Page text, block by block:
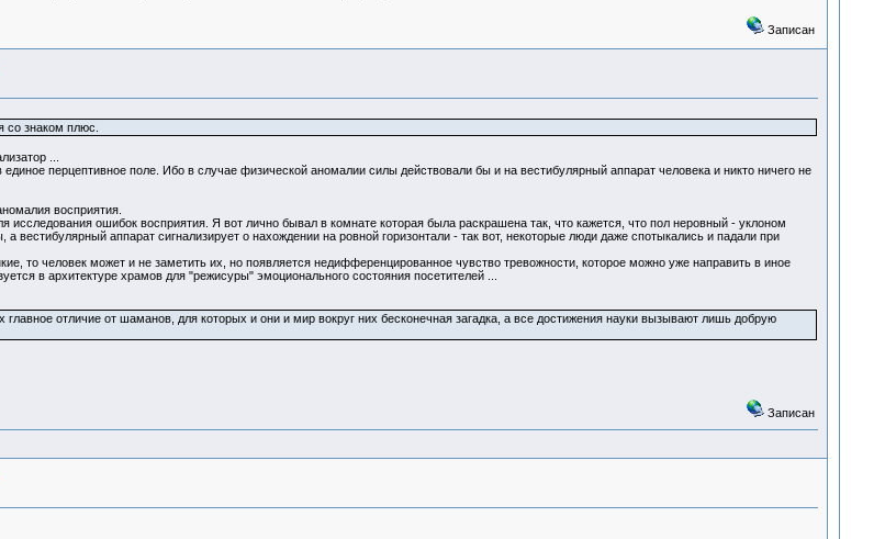
Записан
со знаком плюс.
...
перцептивное поле. Ибо в случае физической аномалии силы действовали бы и на вестибулярный аппарат человека и никто ничего не
восприятия.
исследования ошибок восприятия. Я вот лично бывал в комнате которая была раскрашена так, что кажется, что пол неровный - уклоном
вестибулярный аппарат сигнализирует о нахождении на ровной горизонтали - так вот, некоторые люди даже спотыкались и падали при
то человек может и не заметить их, но появляется недифференцированное чувство тревожности, которое можно уже направить в иное
в архитектуре храмов для "режисуры" эмоционального состояния посетителей ...
отличие от шаманов, для которых и они и мир вокруг них бесконечная загадка, а все достижения науки вызывают лишь добрую
Записан